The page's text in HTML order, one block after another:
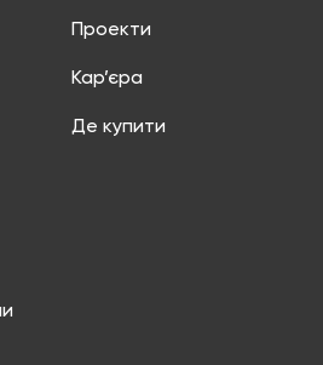
Проекти
Кар’єра
Де купити